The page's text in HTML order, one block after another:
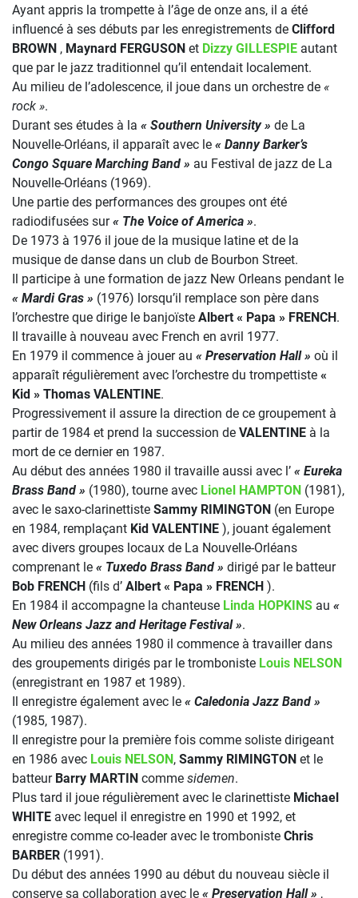
Ayant appris la trompette à l’âge de onze ans, il a été
influencé à ses débuts par les enregistrements de Clifford
BROWN , Maynard FERGUSON et Dizzy GILLESPIE autant
que par le jazz traditionnel qu’il entendait localement.
Au milieu de l’adolescence, il joue dans un orchestre de «
rock ».
Durant ses études à la « Southern University » de La
Nouvelle-Orléans, il apparaît avec le « Danny Barker’s
Congo Square Marching Band » au Festival de jazz de La
Nouvelle-Orléans (1969).
Une partie des performances des groupes ont été
radiodifusées sur« The Voice of America ».
De 1973 à 1976 il joue de la musique latine et de la
musique de danse dans un club de Bourbon Street.
Il participe à une formation de jazz New Orleans pendant le
« Mardi Gras » (1976) lorsqu’il remplace son père dans
l’orchestre que dirige le banjoïste Albert « Papa » FRENCH.
Il travaille à nouveau avec French en avril 1977.
En 1979 il commence à jouer au « Preservation Hall » où il
apparaît régulièrement avec l’orchestre du trompettiste «
Kid » Thomas VALENTINE.
Progressivement il assure la direction de ce groupement à
partir de 1984 et prend la succession de VALENTINE à la
mort de ce dernier en 1987.
Au début des années 1980 il travaille aussi avec l’ « Eureka
Brass Band » (1980), tourne avec Lionel HAMPTON (1981),
avec le saxo-clarinettiste Sammy RIMINGTON (en Europe
en 1984, remplaçant Kid VALENTINE ), jouant également
avec divers groupes locaux de La Nouvelle-Orléans
comprenant le « Tuxedo Brass Band » dirigé par le batteur
Bob FRENCH (fils d’ Albert « Papa » FRENCH ).
En 1984 il accompagne la chanteuse Linda HOPKINS au «
New Orleans Jazz and Heritage Festival ».
Au milieu des années 1980 il commence à travailler dans
des groupements dirigés par le tromboniste Louis NELSON
(enregistrant en 1987 et 1989).
Il enregistre également avec le « Caledonia Jazz Band »
(1985, 1987).
Il enregistre pour la première fois comme soliste dirigeant
en 1986 avec Louis NELSON, Sammy RIMINGTON et le
batteur Barry MARTIN comme sidemen.
Plus tard il joue régulièrement avec le clarinettiste Michael
WHITE avec lequel il enregistre en 1990 et 1992, et
enregistre comme co-leader avec le tromboniste Chris
BARBER (1991).
Du début des années 1990 au début du nouveau siècle il
conserve sa collaboration avec le « Preservation Hall » ,